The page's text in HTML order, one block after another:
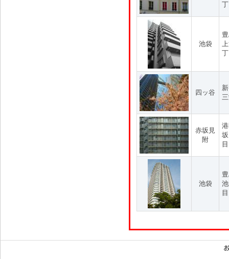
池袋
四ッ谷
赤坂見
附
目
池袋
目